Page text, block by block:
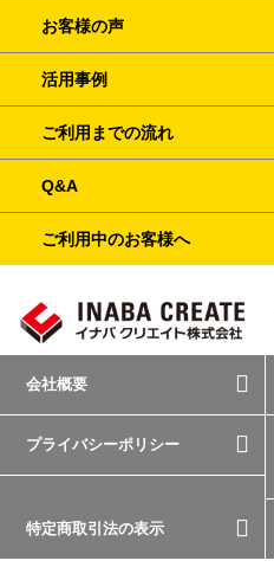
お客様の声
活用事例
ご利用までの流れ
Q&A
ご利用中のお客様へ
会社概要
プライバシーポリシー
特定商取引法の表示